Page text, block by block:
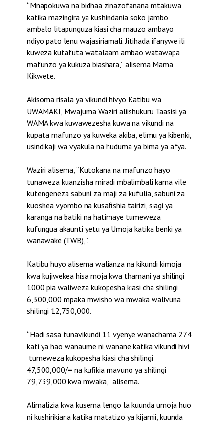
“Mnapokuwa na bidhaa zinazofanana mtakuwa
katika mazingira ya kushindania soko jambo
ambalo litapunguza kiasi cha mauzo ambayo
ndiyo pato lenu wajasiriamali. Jitihada ifanywe ili
kuweza kutafuta watalaam ambao watawapa
mafunzo ya kukuza biashara,” alisema Mama
Kikwete.
Akisoma risala ya vikundi hivyo Katibu wa
UWAMAKI, Mwajuma Waziri aliishukuru Taasisi ya
WAMA kwa kuwawezesha kuwa na vikundi na
kupata mafunzo ya kuweka akiba, elimu ya kibenki,
usindikaji wa vyakula na huduma ya bima ya afya.
Waziri alisema, “Kutokana na mafunzo hayo
tunaweza kuanzisha miradi mbalimbali kama vile
kutengeneza sabuni za maji za kufulia, sabuni za
kuoshea vyombo na kusafishia tairizi, siagi ya
karanga na batiki na hatimaye tumeweza
kufungua akaunti yetu ya Umoja katika benki ya
wanawake (TWB),”.
Katibu huyo alisema walianza na kikundi kimoja
kwa kujiwekea hisa moja kwa thamani ya shilingi
1000 pia waliweza kukopesha kiasi cha shilingi
6,300,000 mpaka mwisho wa mwaka walivuna
shilingi 12,750,000.
“Hadi sasa tunavikundi 11 vyenye wanachama 274
kati ya hao wanaume ni wanane katika vikundi hivi
tumeweza kukopesha kiasi cha shilingi
47,500,000/= na kufikia mavuno ya shilingi
79,739,000 kwa mwaka,” alisema.
Alimalizia kwa kusema lengo la kuunda umoja huo
ni kushirikiana katika matatizo ya kijamii, kuunda